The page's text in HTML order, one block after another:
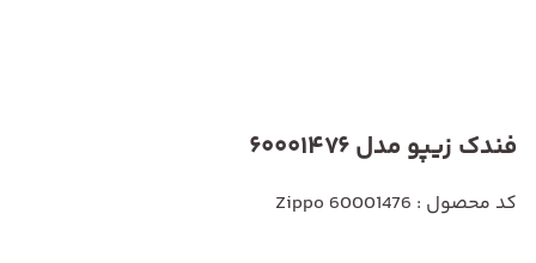
فندک زیپو مدل 60001476
کد محصول : Zippo 60001476